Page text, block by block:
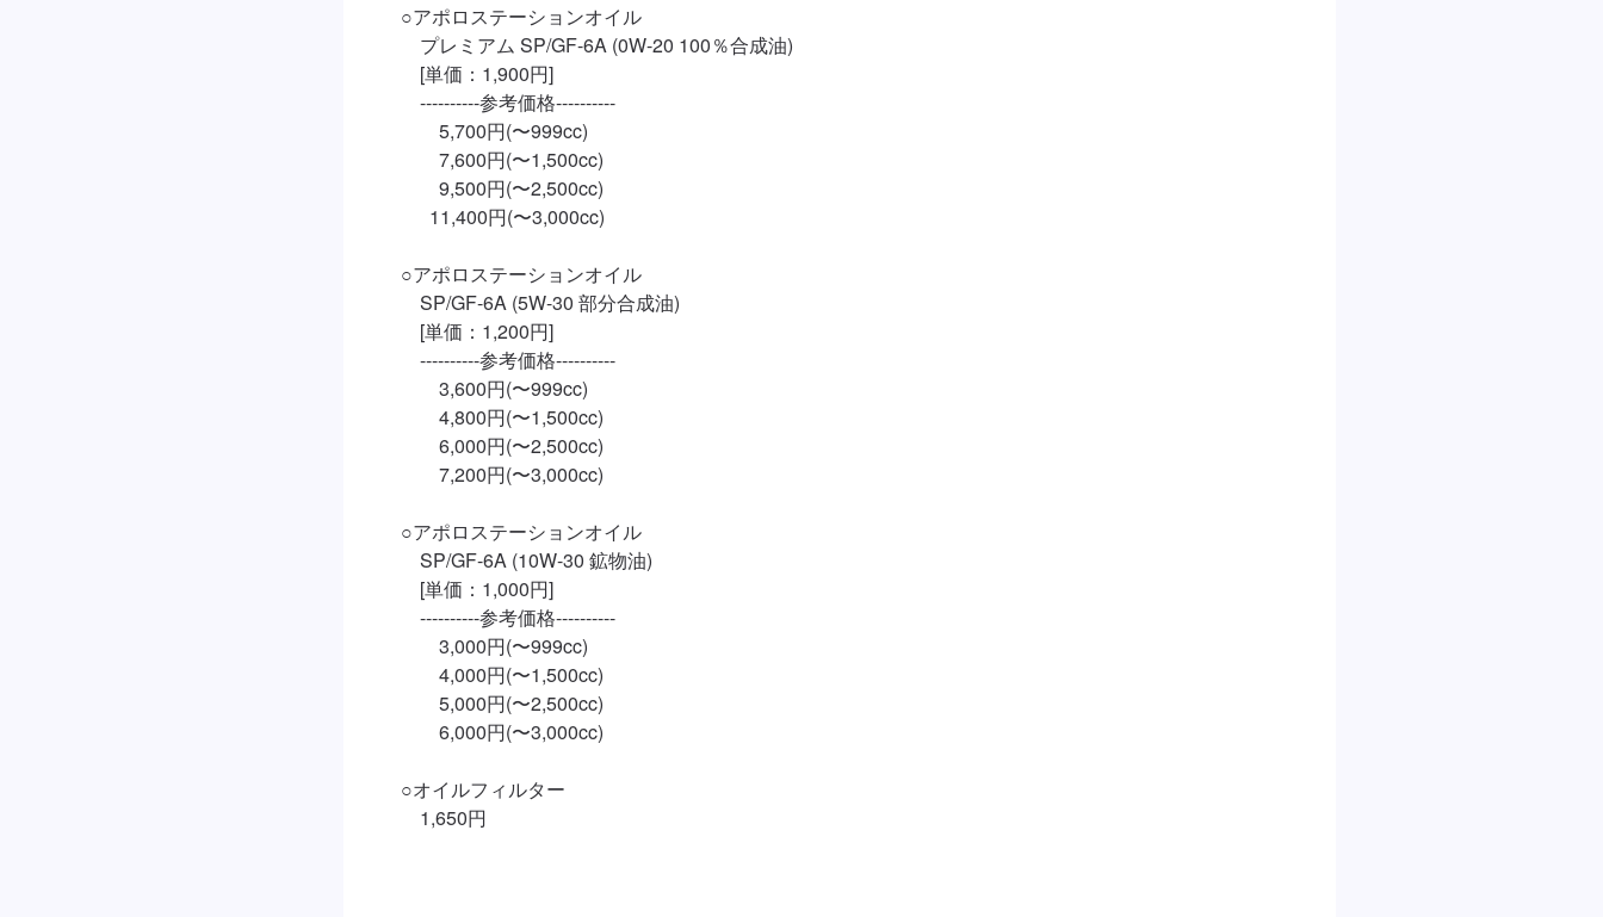
○アポロステーションオイル
プレミアム SP/GF-6A (0W-20 100％合成油)
[単価：1,900円]
----------参考価格----------
5,700円(〜999cc)
7,600円(〜1,500cc)
9,500円(〜2,500cc)
11,400円(〜3,000cc)
○アポロステーションオイル
SP/GF-6A (5W-30 部分合成油)
[単価：1,200円]
----------参考価格----------
3,600円(〜999cc)
4,800円(〜1,500cc)
6,000円(〜2,500cc)
7,200円(〜3,000cc)
○アポロステーションオイル
SP/GF-6A (10W-30 鉱物油)
[単価：1,000円]
----------参考価格----------
3,000円(〜999cc)
4,000円(〜1,500cc)
5,000円(〜2,500cc)
6,000円(〜3,000cc)
○オイルフィルター
1,650円